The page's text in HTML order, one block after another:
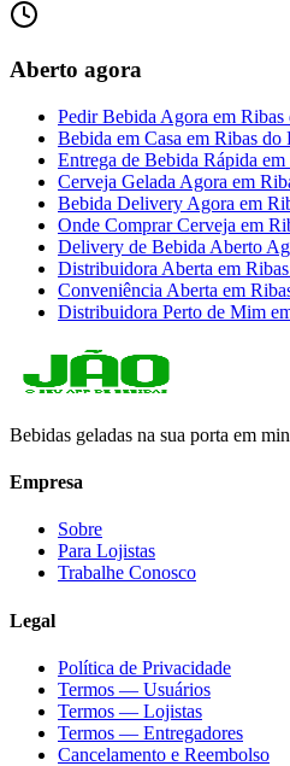
Aberto agora
Pedir Bebida Agora em Ribas
Bebida em Casa em Ribas do
Entrega de Bebida Rápida em
Cerveja Gelada Agora em
Bebida Delivery Agora em
Onde Comprar Cerveja em
Delivery de Bebida Aberto
Distribuidora Aberta em
Conveniência Aberta em
Distribuidora Perto de Mim
Bebidas geladas na sua porta em
Empresa
Sobre
Para Lojistas
Trabalhe Conosco
Legal
Política de Privacidade
Termos — Usuários
Termos — Lojistas
Termos — Entregadores
Cancelamento e Reembolso